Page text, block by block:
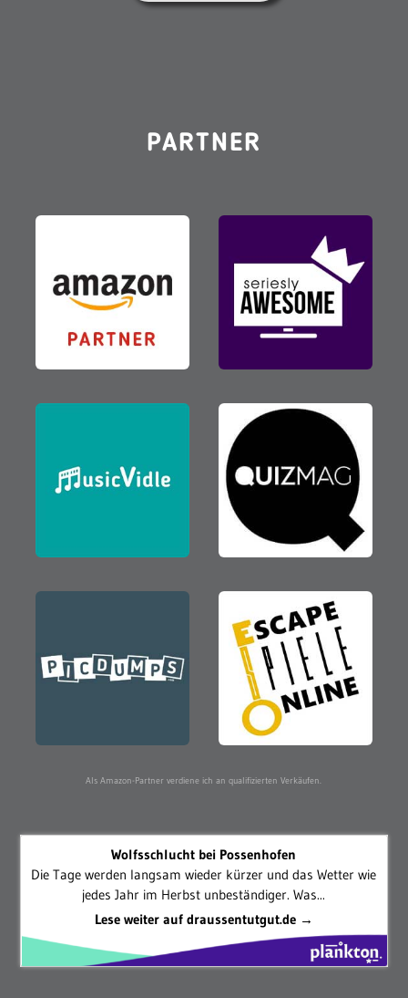
PARTNER
Als Amazon-Partner verdiene ich an qualifizierten Verkäufen.
Wolfsschlucht bei Possenhofen
Die Tage werden langsam wieder kürzer und das Wetter wie
jedes Jahr im Herbst unbeständiger. Was...
Lese weiter auf draussentutgut.de →